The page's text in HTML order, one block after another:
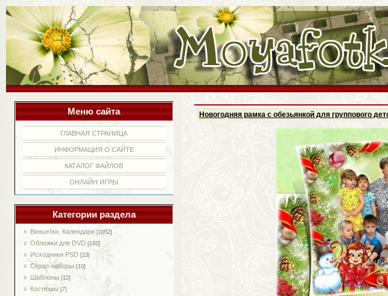
Меню сайта
ГЛАВНАЯ СТРАНИЦА
ИНФОРМАЦИЯ О САЙТЕ
КАТАЛОГ ФАЙЛОВ
ОНЛАЙН ИГРЫ
Категории раздела
Виньетки, Календари [1052]
Обложки для DVD [192]
Исходники PSD [13]
Скрап-наборы [10]
Шаблоны [12]
Костюмы [7]
Новогодняя рамка с обезьянкой для группового